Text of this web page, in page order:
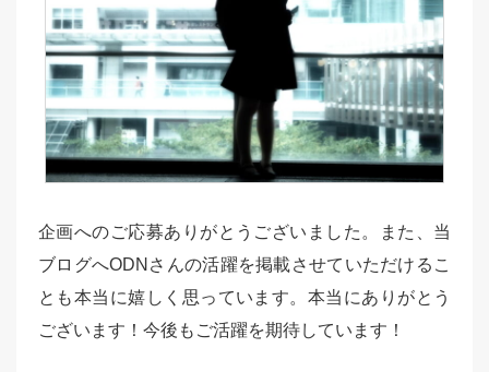
企画へのご応募ありがとうございました。また、当
ブログへODNさんの活躍を掲載させていただけるこ
とも本当に嬉しく思っています。本当にありがとう
ございます！今後もご活躍を期待しています！